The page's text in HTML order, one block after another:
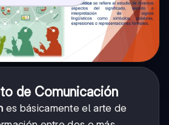
de Comunicación
es básicamente el arte de